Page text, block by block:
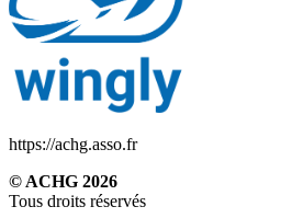
https://achg.asso.fr
© ACHG 2026
Tous droits réservés